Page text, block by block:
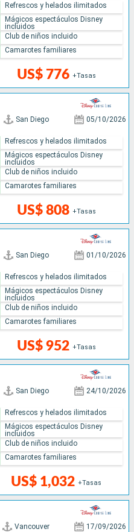
US$ 776 +Tasas
Refrescos y helados ilimitados
Mágicos espectáculos Disney
incluidos
Club de niños incluido
Camarotes familiares
San Diego 05/10/2026
US$ 808 +Tasas
Refrescos y helados ilimitados
Mágicos espectáculos Disney
incluidos
Club de niños incluido
Camarotes familiares
San Diego 01/10/2026
US$ 952 +Tasas
Refrescos y helados ilimitados
Mágicos espectáculos Disney
incluidos
Club de niños incluido
Camarotes familiares
San Diego 24/10/2026
US$ 1,032 +Tasas
Refrescos y helados ilimitados
Mágicos espectáculos Disney
incluidos
Club de niños incluido
Camarotes familiares
Vancouver 17/09/2026